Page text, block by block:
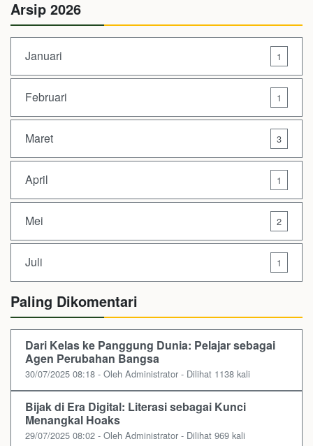
Arsip 2026
Januari 1
Februari 1
Maret 3
April 1
Mei 2
Juli 1
Paling Dikomentari
Dari Kelas ke Panggung Dunia: Pelajar sebagai
Agen Perubahan Bangsa
30/07/2025 08:18 - Oleh Administrator - Dilihat 1138 kali
Bijak di Era Digital: Literasi sebagai Kunci
Menangkal Hoaks
29/07/2025 08:02 - Oleh Administrator - Dilihat 969 kali